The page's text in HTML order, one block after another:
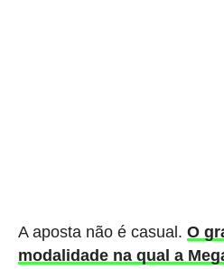
A aposta não é casual. O
modalidade na qual a